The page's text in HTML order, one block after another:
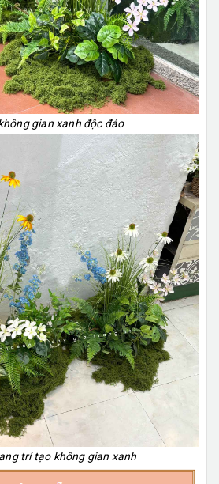
gian xanh độc đáo
trí tạo không gian xanh